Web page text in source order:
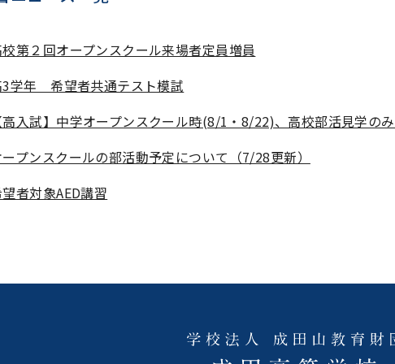
第２回オープンスクール来場者定員増員
学年 希望者共通テスト模試
高入試】中学オープンスクール時(8/1・8/22)、高校部活見学の
プンスクールの部活動予定について（7/28更新）
者対象AED講習